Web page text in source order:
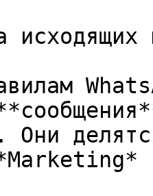
исходящих
Они